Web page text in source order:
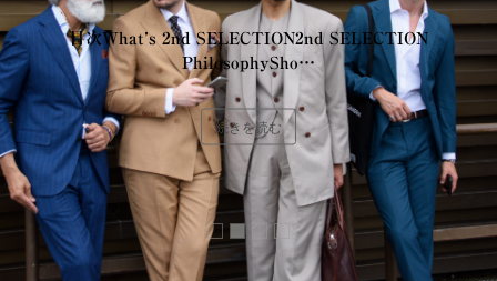
目次What’s 2nd SELECTION2nd SELECTION
PhilosophySho…
続きを読む